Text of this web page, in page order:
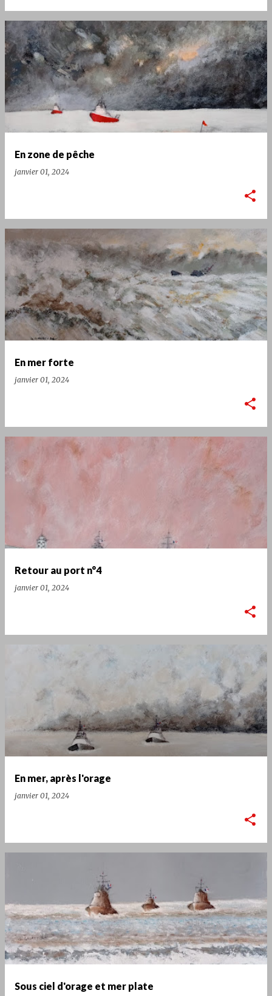
En zone de pêche
janvier 01, 2024
En mer forte
janvier 01, 2024
Retour au port n°4
janvier 01, 2024
En mer, après l'orage
janvier 01, 2024
Sous ciel d'orage et mer plate